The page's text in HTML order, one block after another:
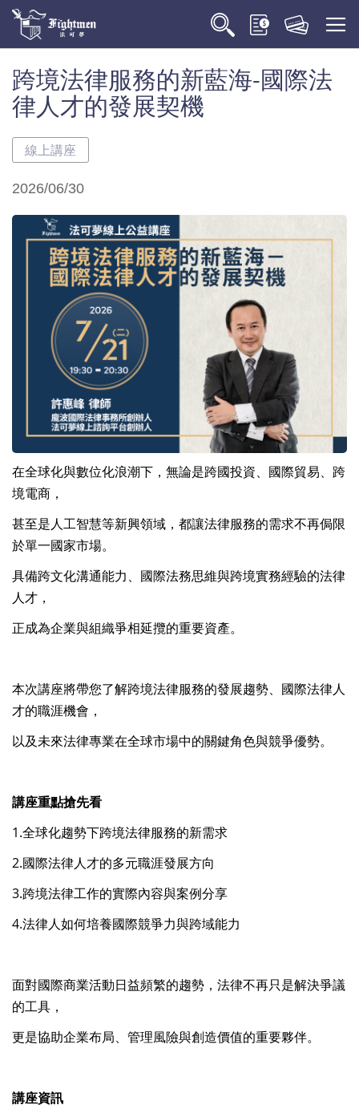
跨境法律服務的新藍海-國際法
律人才的發展契機
線上講座
2026/06/30
在全球化與數位化浪潮下，無論是跨國投資、國際貿易、跨
境電商，
甚至是人工智慧等新興領域，都讓法律服務的需求不再侷限
於單一國家市場。
具備跨文化溝通能力、國際法務思維與跨境實務經驗的法律
人才，
正成為企業與組織爭相延攬的重要資產。
本次講座將帶您了解跨境法律服務的發展趨勢、國際法律人
才的職涯機會，
以及未來法律專業在全球市場中的關鍵角色與競爭優勢。
講座重點搶先看
1.全球化趨勢下跨境法律服務的新需求
2.國際法律人才的多元職涯發展方向
3.跨境法律工作的實際內容與案例分享
4.法律人如何培養國際競爭力與跨域能力
面對國際商業活動日益頻繁的趨勢，法律不再只是解決爭議
的工具，
更是協助企業布局、管理風險與創造價值的重要夥伴。
講座資訊